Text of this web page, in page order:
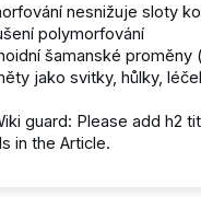
nesnižuje sloty
polymorfování
šamanské
jako svitky, hůlky,
guard: Please add h2
in the Article.